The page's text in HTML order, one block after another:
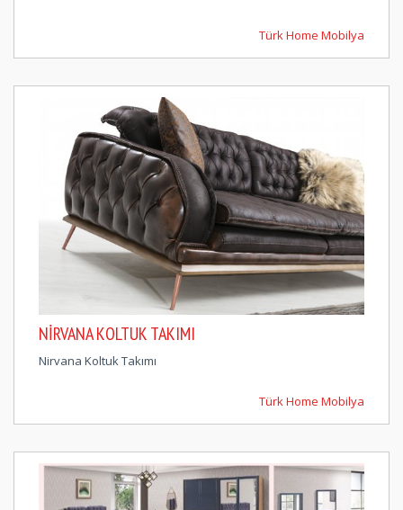
Türk Home Mobilya
NIRVANA KOLTUK TAKIMI
Nirvana Koltuk Takımı
Türk Home Mobilya